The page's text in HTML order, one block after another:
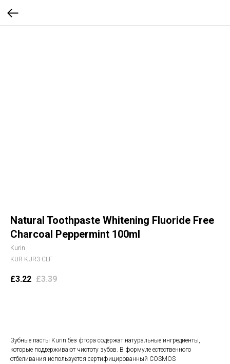
Natural Toothpaste Whitening Fluoride Free
Charcoal Peppermint 100ml
Kurin
KUR-KUR3-CLF
£3.22 £3.39
Зубные пасты Kurin без фтора содержат натуральные ингредиенты,
которые поддерживают чистоту зубов. В формуле естественного
отбеливания используется сертифицированный COSMOS